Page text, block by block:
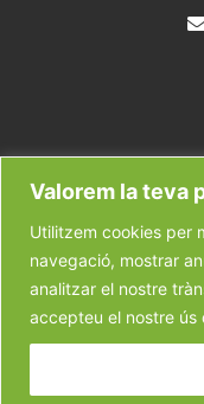
Valorem la teva
Utilitzem cookies per
navegació, mostrar
analitzar el nostre
accepteu el nostre ús